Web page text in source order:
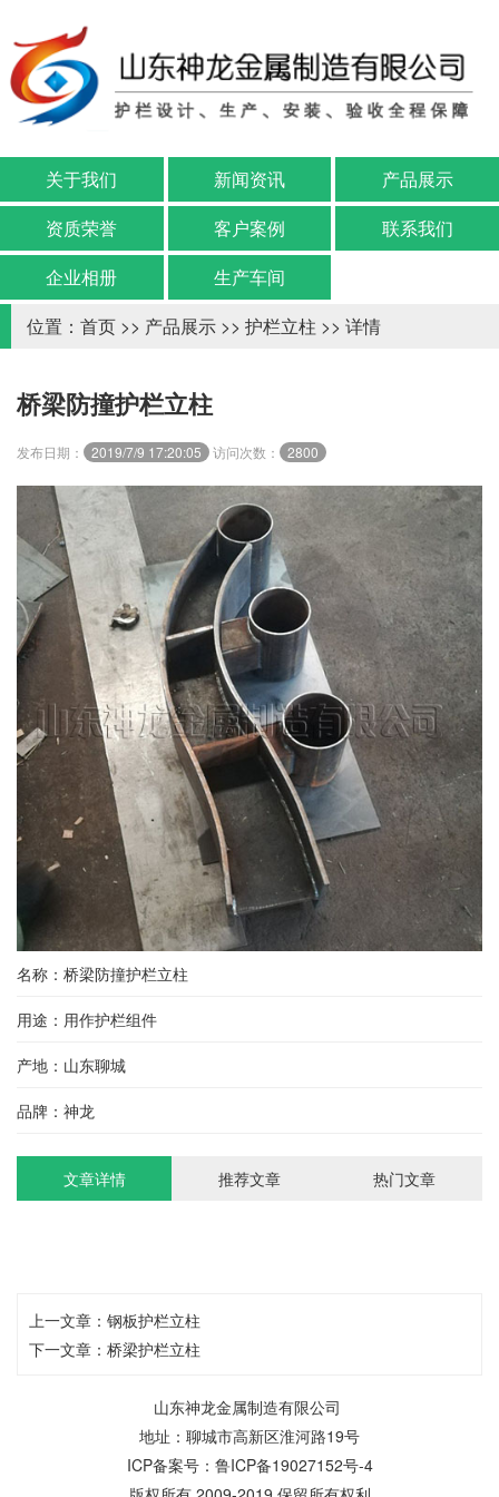
关于我们 新闻资讯
产品展示
资质荣誉
客户案例
联系我们
企业相册
生产车间
位置： 首页 >> 产品展示 >> 护栏立柱 >> 详情
桥梁防撞护栏立柱
发布日期： 2019/7/9 17:20:05 访问次数： 2800
名称：桥梁防撞护栏立柱
用途：用作护栏组件
产地：山东聊城
品牌：神龙
文章详情 推荐文章 热门文章
上一文章： 钢板护栏立柱
下一文章： 桥梁护栏立柱
山东神龙金属制造有限公司
地址：聊城市高新区淮河路19号
ICP备案号： 鲁ICP备19027152号-4